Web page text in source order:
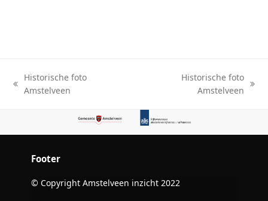
previous
Historische foto
Amstelveen
Historische foto
Amstelveen
Footer
© Copyright Amstelveen inzicht 2022